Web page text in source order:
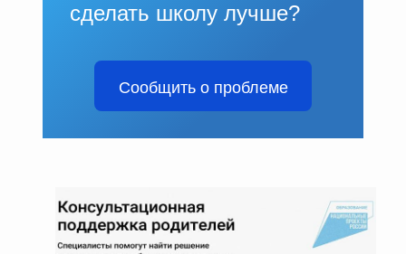
сделать школу лучше?
Сообщить о проблеме